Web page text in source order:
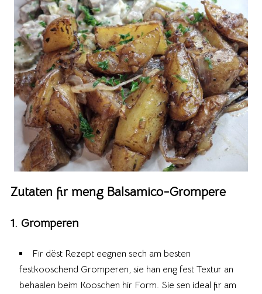
Zutaten fir meng Balsamico-Grompere
1. Gromperen
Fir dëst Rezept eegnen sech am besten
festkooschend Gromperen, sie han eng fest Textur an
behaalen beim Kooschen hir Form. Sie sen ideal fir am